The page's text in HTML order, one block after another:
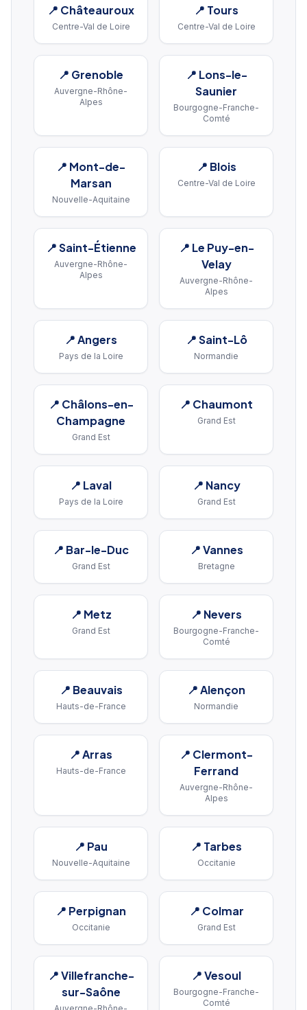
📍 Châteauroux
Centre-Val de Loire
📍 Tours
Centre-Val de Loire
📍 Grenoble
Auvergne-Rhône-
Alpes
📍 Lons-le-
Saunier
Bourgogne-Franche-
Comté
📍 Mont-de-
Marsan
Nouvelle-Aquitaine
📍 Blois
Centre-Val de Loire
📍Saint-Étienne
Auvergne-Rhône-
Alpes
📍 Le Puy-en-
Velay
Auvergne-Rhône-
Alpes
📍Angers
Pays de la Loire
📍Saint-Lô
Normandie
📍 Châlons-en-
Champagne
Grand Est
📍 Chaumont
Grand Est
📍 Laval
Pays de la Loire
📍 Nancy
Grand Est
📍 Bar-le-Duc
Grand Est
📍Vannes
Bretagne
📍 Metz
Grand Est
📍 Nevers
Bourgogne-Franche-
Comté
📍 Beauvais
Hauts-de-France
📍Alençon
Normandie
📍Arras
Hauts-de-France
📍 Clermont-
Ferrand
Auvergne-Rhône-
Alpes
📍 Pau
Nouvelle-Aquitaine
📍 Tarbes
Occitanie
📍 Perpignan
Occitanie
📍 Colmar
Grand Est
📍Villefranche-
sur-Saône
📍Vesoul
Bourgogne-Franche-
Comté